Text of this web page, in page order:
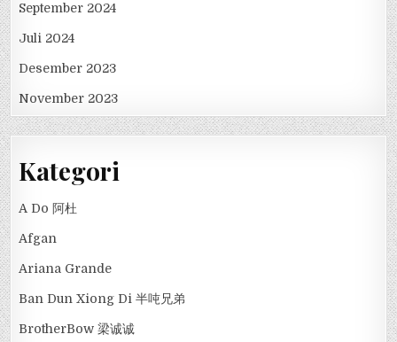
September 2024
Juli 2024
Desember 2023
November 2023
Kategori
A Do 阿杜
Afgan
Ariana Grande
Ban Dun Xiong Di 半吨兄弟
BrotherBow 梁诚诚